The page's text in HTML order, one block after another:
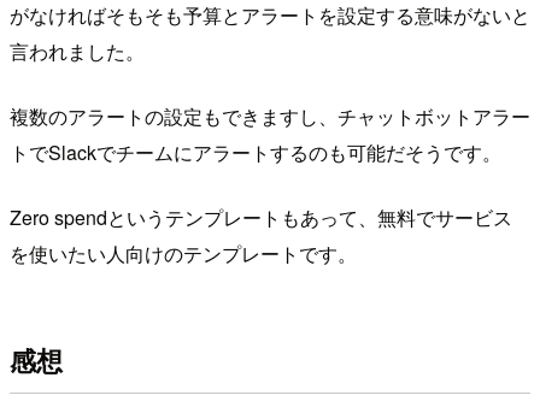
がなければそもそも予算とアラートを設定する意味がないと
言われました。
複数のアラートの設定もできますし、チャットボットアラー
トでSlackでチームにアラートするのも可能だそうです。
Zero spendというテンプレートもあって、無料でサービス
を使いたい人向けのテンプレートです。
感想